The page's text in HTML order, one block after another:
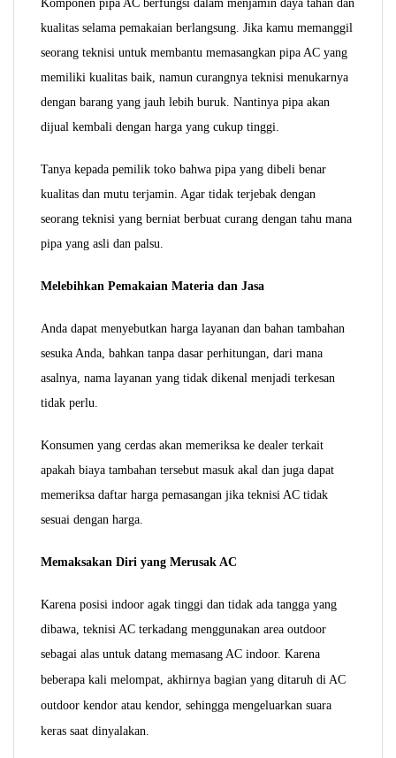
Komponen pipa AC berfungsi dalam menjamin daya tahan dan
kualitas selama pemakaian berlangsung. Jika kamu memanggil
seorang teknisi untuk membantu memasangkan pipa AC yang
memiliki kualitas baik, namun curangnya teknisi menukarnya
dengan barang yang jauh lebih buruk. Nantinya pipa akan
dijual kembali dengan harga yang cukup tinggi.
Tanya kepada pemilik toko bahwa pipa yang dibeli benar
kualitas dan mutu terjamin. Agar tidak terjebak dengan
seorang teknisi yang berniat berbuat curang dengan tahu mana
pipa yang asli dan palsu.
Melebihkan Pemakaian Materia dan Jasa
Anda dapat menyebutkan harga layanan dan bahan tambahan
sesuka Anda, bahkan tanpa dasar perhitungan, dari mana
asalnya, nama layanan yang tidak dikenal menjadi terkesan
tidak perlu.
Konsumen yang cerdas akan memeriksa ke dealer terkait
apakah biaya tambahan tersebut masuk akal dan juga dapat
memeriksa daftar harga pemasangan jika teknisi AC tidak
sesuai dengan harga.
Memaksakan Diri yang Merusak AC
Karena posisi indoor agak tinggi dan tidak ada tangga yang
dibawa, teknisi AC terkadang menggunakan area outdoor
sebagai alas untuk datang memasang AC indoor. Karena
beberapa kali melompat, akhirnya bagian yang ditaruh di AC
outdoor kendor atau kendor, sehingga mengeluarkan suara
keras saat dinyalakan.